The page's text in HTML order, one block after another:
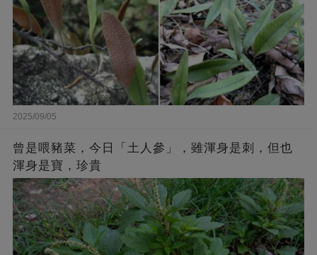
2025/09/05
曾是喂豬菜，今日「土人參」，雖渾身是刺，但也
渾身是寶，珍貴